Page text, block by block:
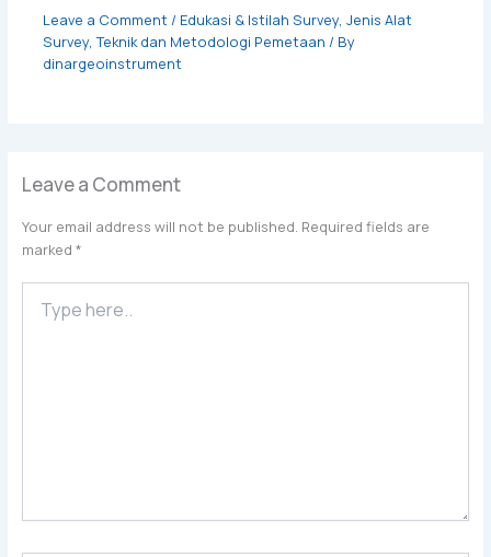
Leave a Comment/ Edukasi & Istilah Survey, Jenis Alat
Survey,Teknik dan Metodologi Pemetaan / By
dinargeoinstrument
Leave a Comment
Your email address will not be published. Required fields are
marked *
here..